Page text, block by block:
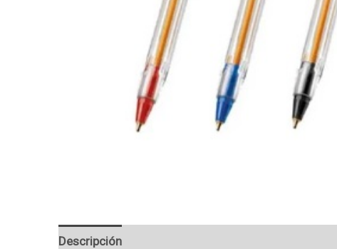
Descripción